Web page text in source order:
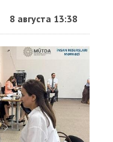
8 августа 13:38